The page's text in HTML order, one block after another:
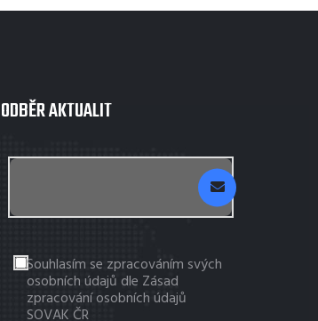
ODBĚR AKTUALIT
Souhlasím se zpracováním svých
osobních údajů dle Zásad
zpracování osobních údajů
SOVAK ČR